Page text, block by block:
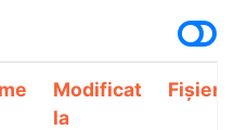
Modificat
la
Fișiere